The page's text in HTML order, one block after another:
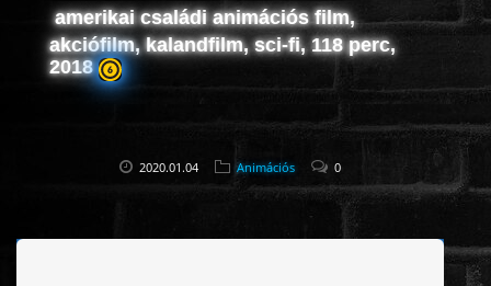
amerikai családi animációs film,
akciófilm, kalandfilm, sci-fi, 118 perc,
2018
2020.01.04 Animációs 0